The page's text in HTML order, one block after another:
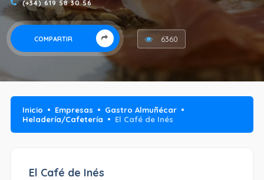
(+34) 619 58 30 56
COMPARTIR 6360
Inicio Empresas
Gastro Almuñécar
Heladería/Cafetería
El Café de Inés
El Café de Inés